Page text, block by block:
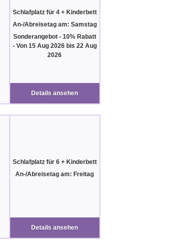
Schlafplatz für 4 + Kinderbett
An-/Abreisetag am: Samstag
Sonderangebot - 10% Rabatt
- Von 15 Aug 2026bis 22 Aug
2026
Details ansehen
Schlafplatz für 6 + Kinderbett
An-/Abreisetag am: Freitag
Details ansehen